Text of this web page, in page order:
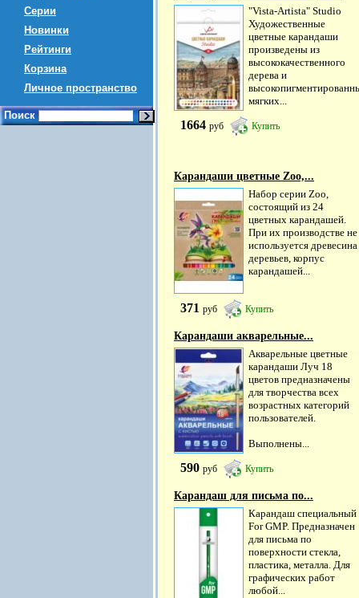
Серии
Новинки
Рейтинги
Корзина
Личное пространство
Поиск
"Vista-Artista" Studio
Художественные
цветные карандаши
произведены из
высококачественного
дерева и
мягких...
1664 руб Купить
Карандаши цветные Zoo,...
Набор серии Zoo,
состоящий из 24
цветных карандашей.
При их производстве не
используется древесина
деревьев, корпус
карандашей...
371 руб Купить
Карандаши акварельные...
Акварельные цветные
карандаши Луч 18
цветов предназначены
для творчества всех
возрастных категорий
пользователей.
Выполнены...
590 руб Купить
Карандаш для письма по...
Карандаш специальный
For GMP. Предназначен
для письма по
поверхности стекла,
пластика, металла. Для
графических работ
любой...